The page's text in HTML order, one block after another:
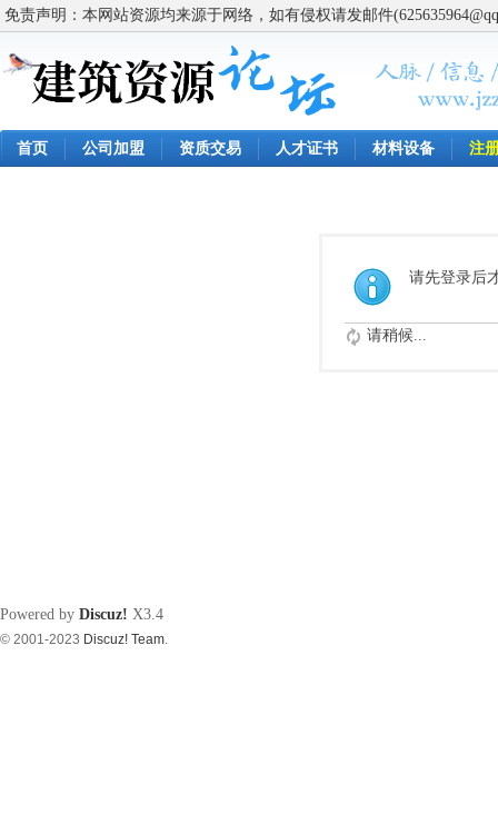
免责声明：本网站资源均来源于网络，如有侵权请发邮件
首页 公司加盟 资质交易 人才证书 材料设备 注
请先登录后
请稍候...
Powered by Discuz! X3.4
© 2001-2023 Discuz! Team